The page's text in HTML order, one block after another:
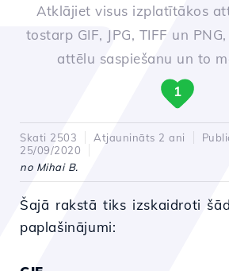
Atklājiet visus izplatītākos
tostarp GIF, JPG, TIFF un
attēlu saspiešanu un to
1
Skati 2503 Atjaunināts 2 ani
25/09/2020
no Mihai B.
Šajā rakstā tiks izskaidroti
paplašinājumi: